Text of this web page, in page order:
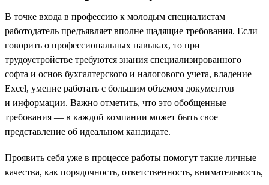
В точке входа в профессию к молодым специалистам
работодатель предъявляет вполне щадящие требования. Если
говорить о профессиональных навыках, то при
трудоустройстве требуются знания специализированного
софта и основ бухгалтерского и налогового учета, владение
Excel, умение работать с большим объемом документов
и информации. Важно отметить, что это обобщенные
требования — в каждой компании может быть свое
представление об идеальном кандидате.
Проявить себя уже в процессе работы помогут такие личные
качества, как порядочность, ответственность, внимательность,